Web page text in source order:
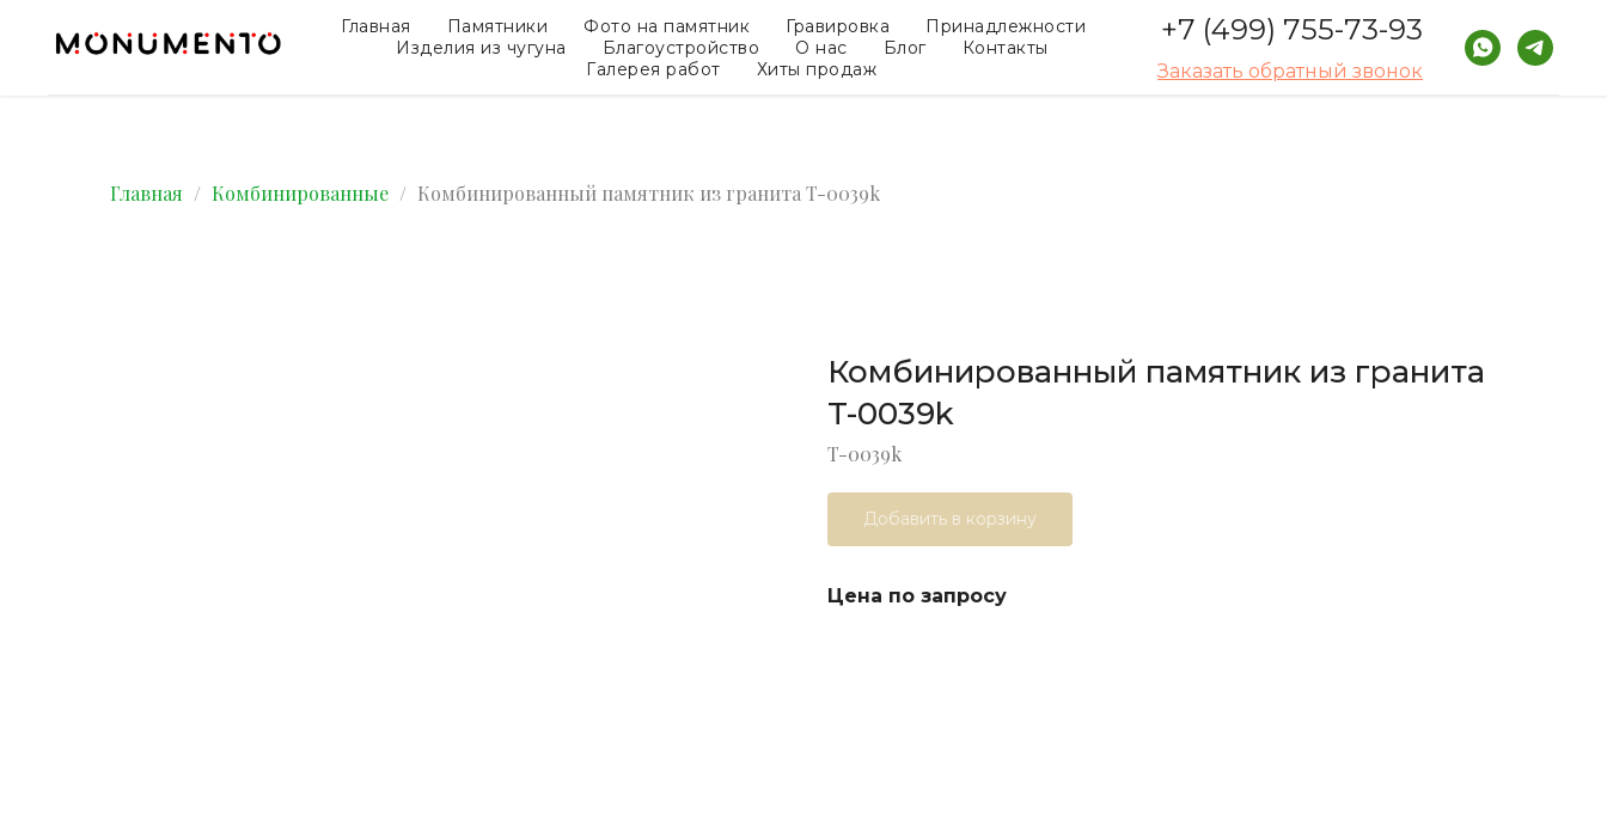
Главная Памятники Фото на памятник Гравировка
Принадлежности
Изделия из чугуна
Благоустройство О нас Блог
Контакты
Галерея работ
Хиты продаж
+7 (499) 755-73-93
Заказать обратный звонок
Главная Комбинированные Комбинированный памятник из гранита T-0039k
Комбинированный памятник из гранита
T-0039k
T-0039k
Добавить в корзину
Цена по запросу